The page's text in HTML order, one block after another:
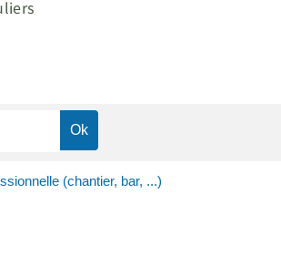
(chantier, bar, ...)